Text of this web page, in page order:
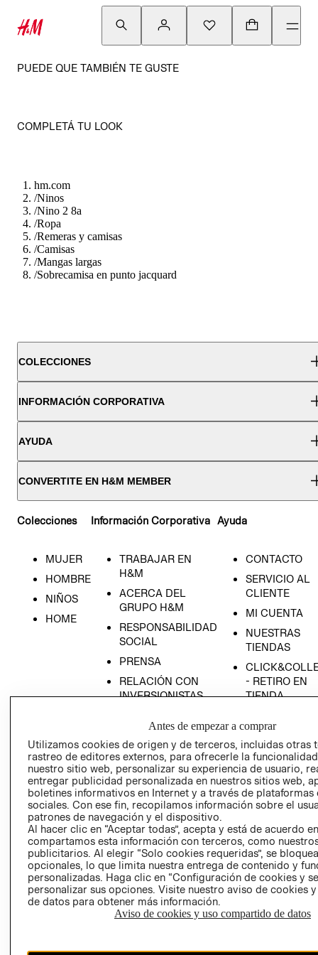
PUEDE QUE TAMBIÉN TE GUSTE
COMPLETÁ TU LOOK
hm.com
/Ninos
/Nino 2 8a
/Ropa
/Remeras y camisas
/Camisas
/Mangas largas
/Sobrecamisa en punto jacquard
COLECCIONES
INFORMACIÓN CORPORATIVA
AYUDA
CONVERTITE EN H&M MEMBER
Colecciones
MUJER
HOMBRE
NIÑOS
HOME
Información Corporativa
TRABAJAR EN
H&M
ACERCA DEL
GRUPO H&M
RESPONSABILIDAD
SOCIAL
PRENSA
RELACIÓN CON
INVERSIONISTAS
EMPRESARIAL
Ayuda
CONTACTO
SERVICIO AL
CLIENTE
MI CUENTA
NUESTRAS
TIENDAS
- RETIRO EN
TIENDA
CONDICIONES
AVISO DE
PRIVACIDAD
GIFT CARD
AVISO DE
Antes de empezar a comprar
Utilizamos cookies de origen y de terceros, incluidas otras
rastreo de editores externos, para ofrecerle la
nuestro sitio web, personalizar su experiencia de usuario,
entregar publicidad personalizada en nuestros sitios web,
boletines informativos en Internet y a través de plataformas
sociales. Con ese fin, recopilamos información sobre el
patrones de navegación y el dispositivo.
Al hacer clic en “Aceptar todas”, acepta y está de acuerdo
compartamos esta información con terceros, como
publicitarios. Al elegir “Solo cookies requeridas”, se
opcionales, lo que limita nuestra entrega de contenido y
personalizadas. Haga clic en “Configuración de cookies y
personalizar sus opciones. Visite nuestro aviso de cookies
de datos para obtener más información.
Aviso de cookies y uso compartido de datos